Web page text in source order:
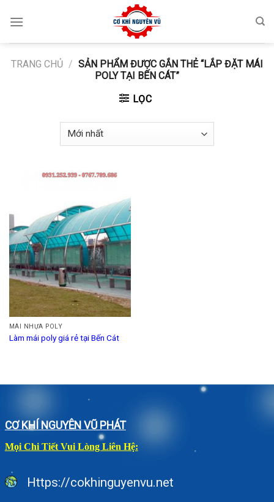
TRANG CHỦ / SẢN PHẨM ĐƯỢC GẮN THẺ “LẮP ĐẶT MÁI
POLY TẠI BẾN CÁT”
LỌC
MÁI NHỰA POLY
Làm mái poly giá rẻ tại Bến Cát
CƠ KHÍ NGUYÊN VŨ PHÁT
Mọi Chi Tiết Vui Lòng Liên Hệ:
Https://cokhinguyenvu.net